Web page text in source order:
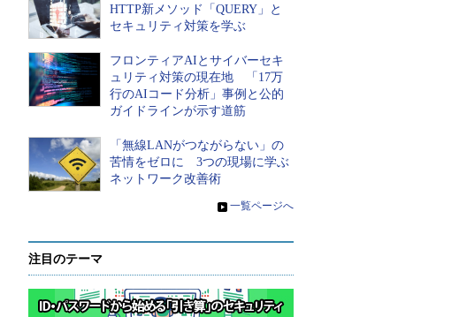
HTTP新メソッド「QUERY」と
セキュリティ対策を学ぶ
フロンティアAIとサイバーセキ
ュリティ対策の現在地 「17万
行のAIコード分析」事例と公的
ガイドラインが示す道筋
「無線LANがつながらない」の
苦情をゼロに 3つの現場に学ぶ
ネットワーク改善術
» 一覧ページへ
注目のテーマ